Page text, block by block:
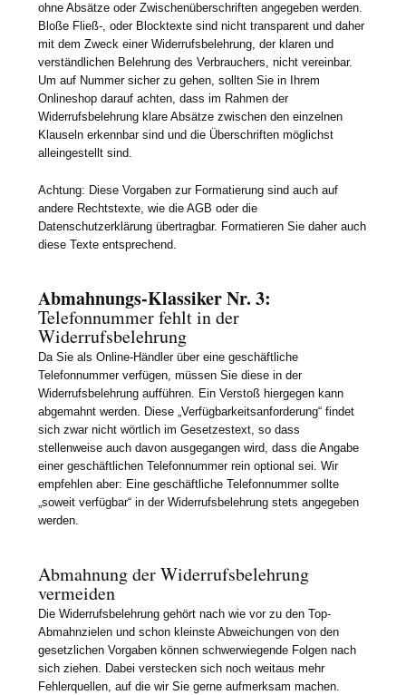
ohne Absätze oder Zwischenüberschriften angegeben werden.
Bloße Fließ-, oder Blocktexte sind nicht transparent und daher
mit dem Zweck einer Widerrufsbelehrung, der klaren und
verständlichen Belehrung des Verbrauchers, nicht vereinbar.
Um auf Nummer sicher zu gehen, sollten Sie in Ihrem
Onlineshop darauf achten, dass im Rahmen der
Widerrufsbelehrung klare Absätze zwischen den einzelnen
Klauseln erkennbar sind und die Überschriften möglichst
alleingestellt sind.
Achtung: Diese Vorgaben zur Formatierung sind auch auf
andere Rechtstexte, wie die AGB oder die
Datenschutzerklärung übertragbar. Formatieren Sie daher auch
diese Texte entsprechend.
Abmahnungs-Klassiker Nr. 3:
Telefonnummer fehlt in der
Widerrufsbelehrung
Da Sie als Online-Händler über eine geschäftliche
Telefonnummer verfügen, müssen Sie diese in der
Widerrufsbelehrung aufführen. Ein Verstoß hiergegen kann
abgemahnt werden. Diese „Verfügbarkeitsanforderung“ findet
sich zwar nicht wörtlich im Gesetzestext, so dass
stellenweise auch davon ausgegangen wird, dass die Angabe
einer geschäftlichen Telefonnummer rein optional sei. Wir
empfehlen aber: Eine geschäftliche Telefonnummer sollte
„soweit verfügbar“ in der Widerrufsbelehrung stets angegeben
werden.
Abmahnung der Widerrufsbelehrung
vermeiden
Die Widerrufsbelehrung gehört nach wie vor zu den Top-
Abmahnzielen und schon kleinste Abweichungen von den
gesetzlichen Vorgaben können schwerwiegende Folgen nach
sich ziehen. Dabei verstecken sich noch weitaus mehr
Fehlerquellen, auf die wir Sie gerne aufmerksam machen.